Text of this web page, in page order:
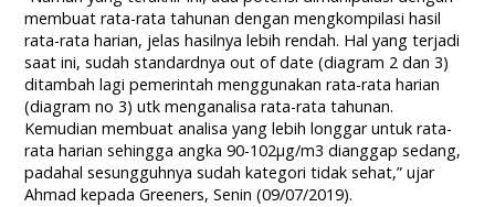
membuat rata-rata tahunan dengan mengkompilasi hasil
rata-rata harian, jelas hasilnya lebih rendah. Hal yang terjadi
saat ini, sudah standardnya out of date (diagram 2 dan 3)
ditambah lagi pemerintah menggunakan rata-rata harian
(diagram no 3) utk menganalisa rata-rata tahunan.
Kemudian membuat analisa yang lebih longgar untuk rata-
rata harian sehingga angka 90-102µg/m3 dianggap sedang,
padahal sesungguhnya sudah kategori tidak sehat,” ujar
Ahmad kepada Greeners, Senin (09/07/2019).